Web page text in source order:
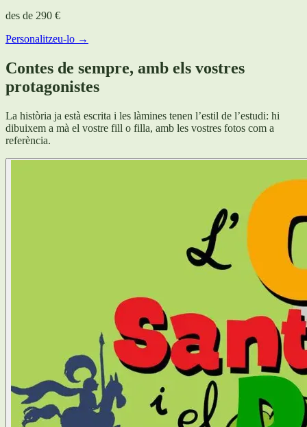
des de 290 €
Personalitzeu-lo →
Contes de sempre, amb els vostres
protagonistes
La història ja està escrita i les làmines tenen l’estil de l’estudi: hi
dibuixem a mà el vostre fill o filla, amb les vostres fotos com a
referència.